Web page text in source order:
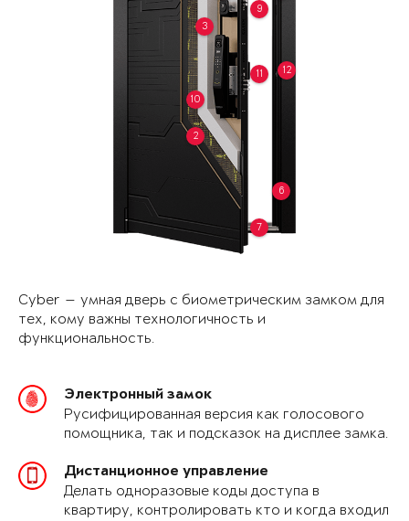
2
3
6
7
9
10
11 12
Cyber — умная дверь с биометрическим замком для
тех, кому важны технологичность и
функциональность.
Электронный замок
Русифицированная версия как голосового
помощника, так и подсказок на дисплее замка.
Дистанционное управление
Делать одноразовые коды доступа в
квартиру, контролировать кто и когда входил